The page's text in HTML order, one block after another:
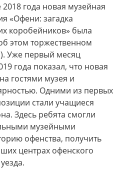
2018 года новая музейная
«Офени: загадка
коробейников» была
этом торжественном
Уже первый месяц
года показал, что новая
гостями музея и
Одними из первых
стали учащиеся
Здесь ребята смогли
музейными
офенства, получить
центрах офенского